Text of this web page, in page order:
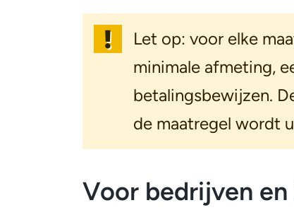
Let op: voor elke
minimale afmeting,
betalingsbewijzen.
de maatregel wordt
Voor bedrijven